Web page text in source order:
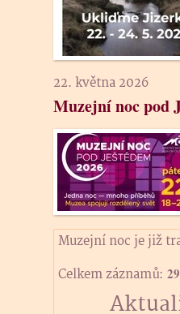
22. května 2026
Muzejní noc pod
Muzejní noc je již
Celkem záznamů: